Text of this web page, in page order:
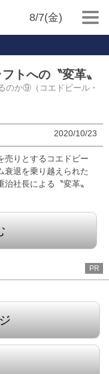
8/7(金)
トへの〝変革〟
のか⑨（コエドビール・
2020/10/23
売りとするコエドビー
衰退を乗り越えられた
社長による〝変革〟
PR